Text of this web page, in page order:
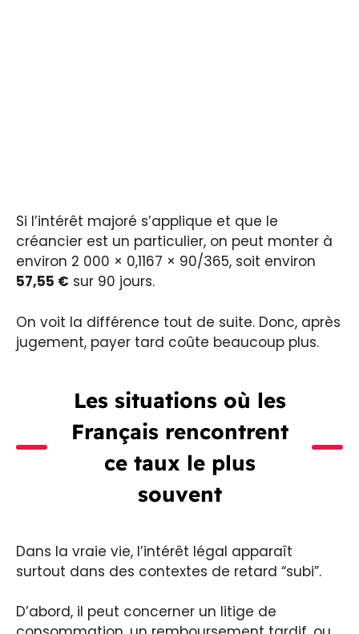
Si l’intérêt majoré s’applique et que le
créancier est un particulier, on peut monter à
environ 2 000 × 0,1167 × 90/365, soit environ
57,55 € sur 90 jours.
On voit la différence tout de suite. Donc, après
jugement, payer tard coûte beaucoup plus.
Les situations où les
Français rencontrent
ce taux le plus
souvent
Dans la vraie vie, l’intérêt légal apparaît
surtout dans des contextes de retard “subi”.
D’abord, il peut concerner un litige de